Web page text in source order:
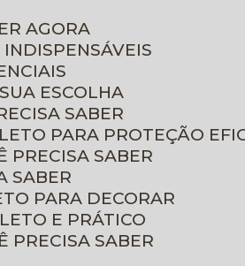
AGORA
ESCOLHA
SABER
PARA PROTEÇÃO
PRECISA SABER
SABER
PARA DECORAR
E PRÁTICO
PRECISA SABER